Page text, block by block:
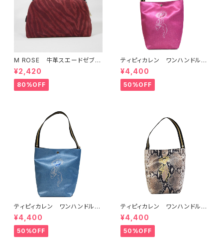
M ROSE 牛革スエードゼブラ
プリント2WAYダブルハンドルミ
ニバッグ
¥2,420
80%OFF
ティピィカレン ワンハンドルバ
タフライピンクグリッター2WAY
バゲットバッグ
¥4,400
50%OFF
ティピィカレン ワンハンドルバ
ードブルーグリッター2WAYバゲ
ットバッグ
¥4,400
50%OFF
ティピィカレン ワンハンドルホ
ヌスネーク2WAYバゲットバッグ
¥4,400
50%OFF